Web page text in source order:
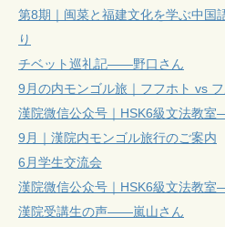
第8期｜闽菜と福建文化を学ぶ中国
り
チベット巡礼記——野口さん
9月の内モンゴル旅｜フフホト vs
漢院微信公众号｜HSK6級文法教室
9月｜漢院内モンゴル旅行のご案内
6月学生交流会
漢院微信公众号｜HSK6級文法教室
漢院受講生の声——嵐山さん